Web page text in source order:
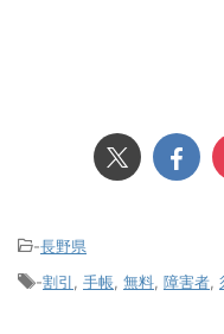
-長野県
-割引 手帳 無料 障害者